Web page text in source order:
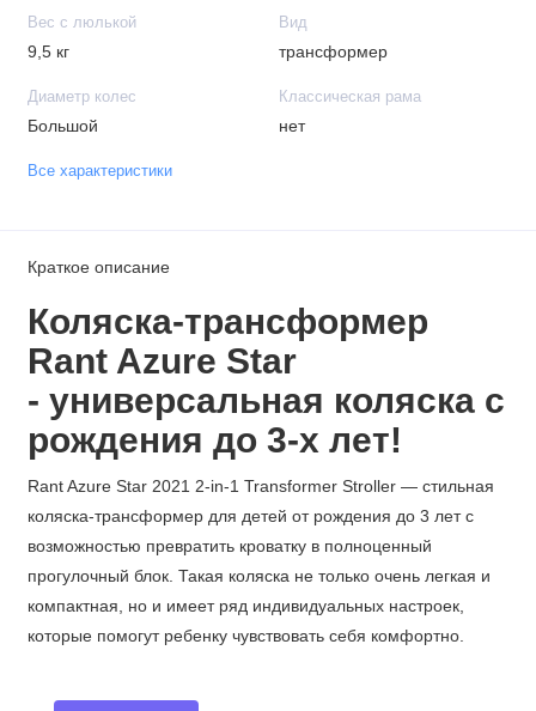
Вес с люлькой
9,5 кг
Вид
трансформер
Диаметр колес
Большой
Классическая рама
нет
Все характеристики
Краткое описание
Коляска-трансформер
Rant Azure Star
- универсальная коляска с
рождения до 3-х лет!
Rant Azure Star 2021 2-in-1 Transformer Stroller — стильная
коляска-трансформер для детей от рождения до 3 лет с
возможностью превратить кроватку в полноценный
прогулочный блок. Такая коляска не только очень легкая и
компактная, но и имеет ряд индивидуальных настроек,
которые помогут ребенку чувствовать себя комфортно.